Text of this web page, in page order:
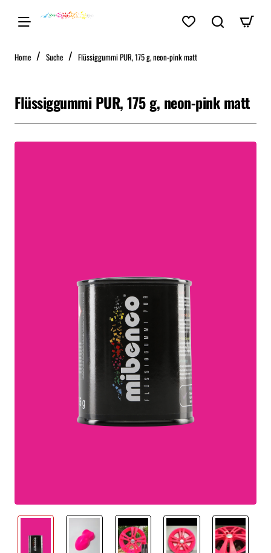
Home home Suche Flüssiggummi PUR, 175 g, neon-pink matt
Flüssiggummi PUR, 175 g, neon-pink matt
neu eingetroffen